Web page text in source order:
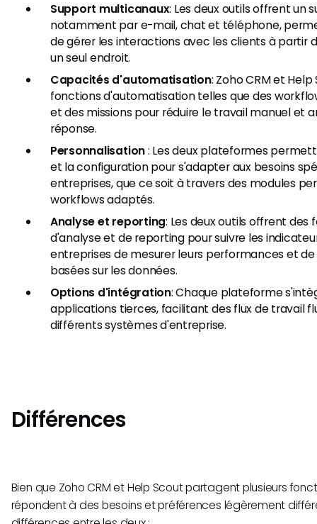
Support multicanaux: Les deux outils offrent un
notamment par e-mail, chat et téléphone,
de gérer les interactions avec les clients à partir
un seul endroit.
Capacités d'automatisation: Zoho CRM et
fonctions d'automatisation telles que des
et des missions pour réduire le travail manuel et
réponse.
Personnalisation: Les deux plateformes
et la configuration pour s'adapter aux besoins
entreprises, que ce soit à travers des modules
workflows adaptés.
Analyse et reporting: Les deux outils offrent
d'analyse et de reporting pour suivre les
entreprises de mesurer leurs performances et
basées sur les données.
Options d'intégration: Chaque plateforme
applications tierces, facilitant des flux de travail
différents systèmes d'entreprise.
Différences
Bien que Zoho CRM et Help Scout partagent plusieurs
répondent à des besoins et préférences légèrement